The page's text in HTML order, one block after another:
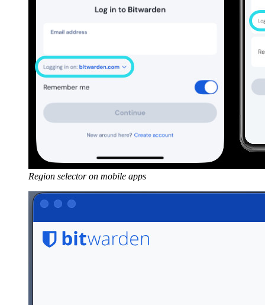
Region selector on mobile apps